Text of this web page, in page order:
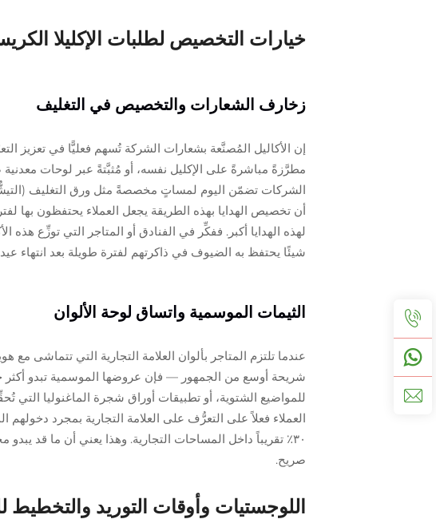
خيارات التخصيص لطلبات الإكليلا
زخارف الشعارات والتخصيص في التغليف
إن الأكاليل المُصنَّعة بشعارات الشركة تُسهم فعليًّا في تعزيز
الشركات تضمّن اليوم لمساتٍ مخصصةً مثل ورق التغليف
لهذه الهدايا أكبر. ففكِّر في الفنادق أو المتاجر التي توزِّع
شيئًا يحتفظ به الضيوف في ذاكرتهم لفترة طويلة بعد انتهاء
الثيمات الموسمية واتساق لوحة الألوان
عندما تلتزم المتاجر بألوان العلامة التجارية التي تتماشى مع
شريحة أوسع من الجمهور — فإن عروضها الموسمية تبدو أكثر
للمواضيع الشتوية، أو تطبيقات أوراق شجرة الماغنوليا التي
العملاء فعلاً على التعرُّف على العلامة التجارية بمجرد
٣٠٪ تقريباً داخل المساحات التجارية. وهذا يعني أن ما قد
صريح.
اللوجستيات وأوقات التوريد